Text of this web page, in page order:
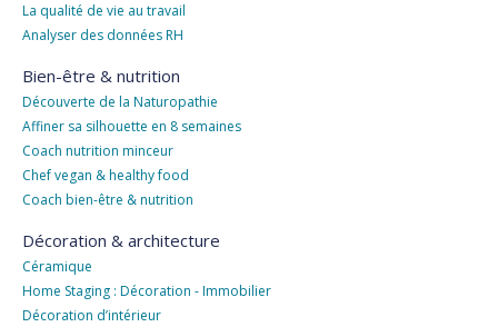
La qualité de vie au travail
Analyser des données RH
Bien-être & nutrition
Découverte de la Naturopathie
Affiner sa silhouette en 8 semaines
Coach nutrition minceur
Chef vegan & healthy food
Coach bien-être & nutrition
Décoration & architecture
Céramique
Home Staging : Décoration - Immobilier
Décoration d’intérieur